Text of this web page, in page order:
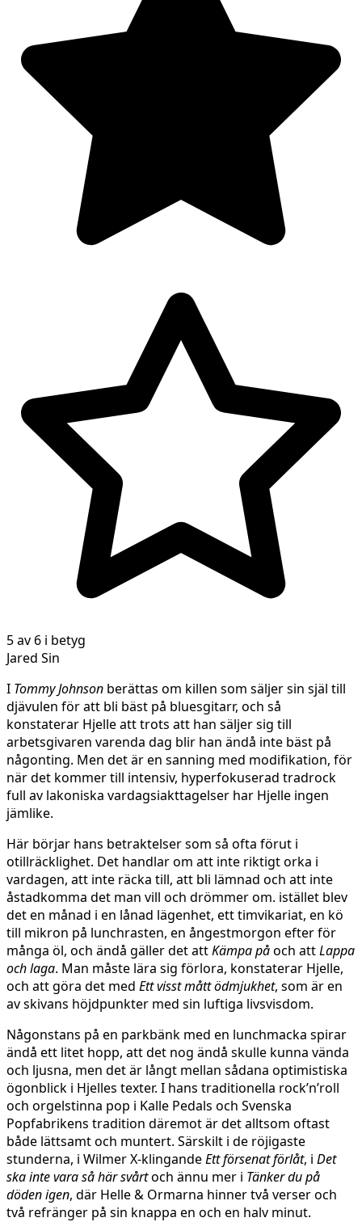
5 av 6 i betyg
Jared Sin
I Tommy Johnson berättas om killen som säljer sin själ till
djävulen för att bli bäst på bluesgitarr, och så
konstaterar Hjelle att trots att han säljer sig till
arbetsgivaren varenda dag blir han ändå inte bäst på
någonting. Men det är en sanning med modifikation, för
när det kommer till intensiv, hyperfokuserad tradrock
full av lakoniska vardagsiakttagelser har Hjelle ingen
jämlike.
Här börjar hans betraktelser som så ofta förut i
otillräcklighet. Det handlar om att inte riktigt orka i
vardagen, att inte räcka till, att bli lämnad och att inte
åstadkomma det man vill och drömmer om. istället blev
det en månad i en lånad lägenhet, ett timvikariat, en kö
till mikron på lunchrasten, en ångestmorgon efter för
många öl, och ändå gäller det attKämpa påoch attLappa
och laga. Man måste lära sig förlora, konstaterar Hjelle,
och att göra det med Ett visst mått ödmjukhet, som är en
av skivans höjdpunkter med sin luftiga livsvisdom.
Någonstans på en parkbänk med en lunchmacka spirar
ändå ett litet hopp, att det nog ändå skulle kunna vända
och ljusna, men det är långt mellan sådana optimistiska
ögonblick i Hjelles texter. I hans traditionella rock’n’roll
och orgelstinna pop i Kalle Pedals och Svenska
Popfabrikens tradition däremot är det alltsom oftast
både lättsamt och muntert. Särskilt i de röjigaste
stunderna, i Wilmer X-klingandeEtt försenat förlåt, i Det
ska inte vara så här svårtoch ännu mer i Tänker du på
döden igen, där Helle & Ormarna hinner två verser och
två refränger på sin knappa en och en halv minut.